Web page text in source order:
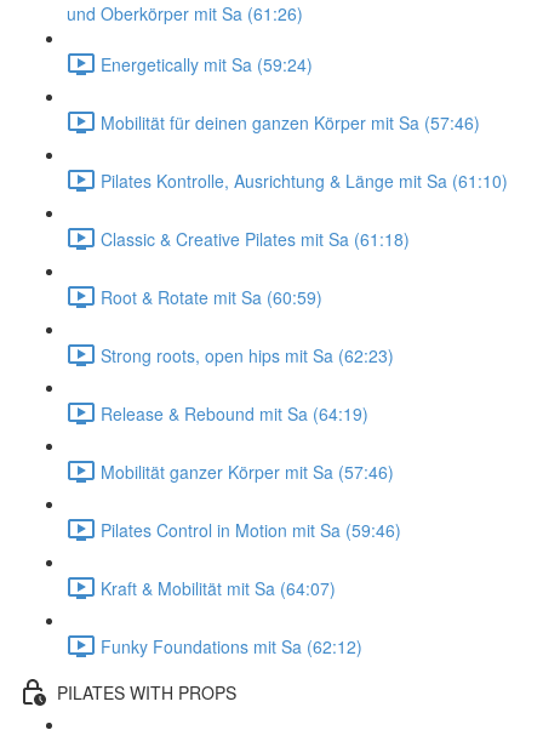
und Oberkörper mit Sa (61:26)
Energetically mit Sa (59:24)
Mobilität für deinen ganzen Körper mit Sa (57:46)
Pilates Kontrolle, Ausrichtung & Länge mit Sa (61:10)
Classic & Creative Pilates mit Sa (61:18)
Root & Rotate mit Sa (60:59)
Strong roots, open hips mit Sa (62:23)
Release & Rebound mit Sa (64:19)
Mobilität ganzer Körper mit Sa (57:46)
Pilates Control in Motion mit Sa (59:46)
Kraft & Mobilität mit Sa (64:07)
Funky Foundations mit Sa (62:12)
PILATES WITH PROPS